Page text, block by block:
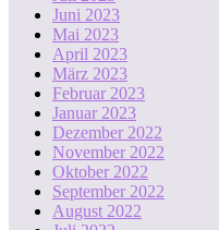
Juni 2023
Mai 2023
April 2023
März 2023
Februar 2023
Januar 2023
Dezember 2022
November 2022
Oktober 2022
September 2022
August 2022